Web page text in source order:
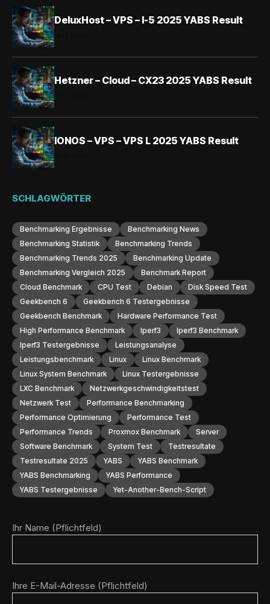
DeluxHost – VPS – I-5 2025 YABS Result
Hetzner – Cloud – CX23 2025 YABS Result
IONOS – VPS – VPS L 2025 YABS Result
SCHLAGWÖRTER
Benchmarking Ergebnisse
Benchmarking News
Benchmarking Statistik
Benchmarking Trends
Benchmarking Trends 2025
Benchmarking Update
Benchmarking Vergleich 2025
Benchmark Report
Cloud Benchmark
CPU Test Debian
Disk Speed Test
Geekbench 6
Geekbench 6 Testergebnisse
Geekbench Benchmark
Hardware Performance Test
High Performance Benchmark
Iperf3
Iperf3 Benchmark
Iperf3 Testergebnisse
Leistungsanalyse
Leistungsbenchmark
Linux
Linux Benchmark
Linux System Benchmark
Linux Testergebnisse
LXC Benchmark
Netzwerkgeschwindigkeitstest
Netzwerk Test
Performance Benchmarking
Performance Optimierung
Performance Test
Performance Trends
Proxmox Benchmark
Server
Software Benchmark
System Test
Testresultate
Testresultate 2025
YABS
YABS Benchmark
YABS Benchmarking
YABS Performance
YABS Testergebnisse
Yet-Another-Bench-Script
Ihr Name (Pflichtfeld)
Ihre E-Mail-Adresse (Pflichtfeld)